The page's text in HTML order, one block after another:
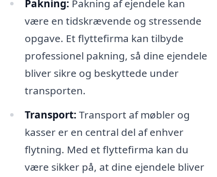
Pakning: Pakning af ejendele kan
være en tidskrævende og stressende
opgave. Et flyttefirma kan tilbyde
professionel pakning, så dine ejendele
bliver sikre og beskyttede under
transporten.
Transport: Transport af møbler og
kasser er en central del af enhver
flytning. Med et flyttefirma kan du
være sikker på, at dine ejendele bliver